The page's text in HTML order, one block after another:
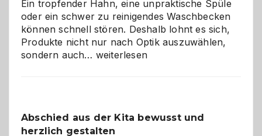
Ein tropfender Hahn, eine unpraktische Spüle
oder ein schwer zu reinigendes Waschbecken
können schnell stören. Deshalb lohnt es sich,
Produkte nicht nur nach Optik auszuwählen,
sondern auch… Bad
verstehen
weiterlesen
Abschied aus der Kita bewusst und
herzlich gestalten